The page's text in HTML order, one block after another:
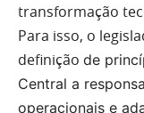
transformação
Para isso, o
definição de
Central a
operacionais e